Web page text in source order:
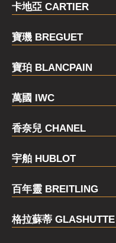
卡地亞 CARTIER
寶璣 BREGUET
寶珀 BLANCPAIN
萬國 IWC
香奈兒 CHANEL
宇舶 HUBLOT
百年靈 BREITLING
格拉蘇蒂 GLASHUTTE